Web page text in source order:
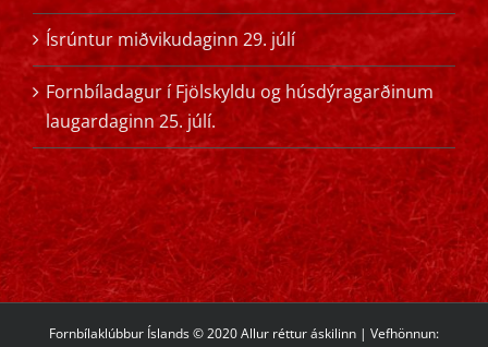
Ísrúntur miðvikudaginn 29. júlí
Fornbíladagur í Fjölskyldu og húsdýragarðinum
laugardaginn 25. júlí.
Fornbílaklúbbur Íslands © 2020 Allur réttur áskilinn | Vefhönnun: